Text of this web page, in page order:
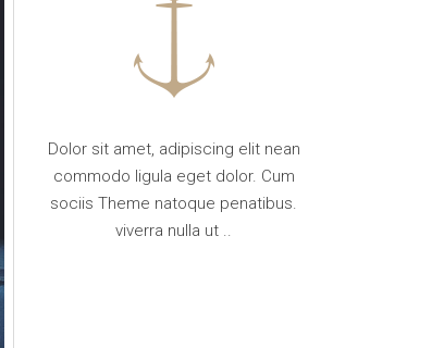
Dolor sit amet, adipiscing elit nean
commodo ligula eget dolor. Cum
sociis Theme natoque penatibus.
viverra nulla ut ..